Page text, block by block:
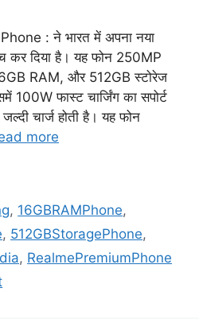
: ने भारत में अपना नया
कर दिया है। यह फोन 250MP
RAM, और 512GB स्टोरेज
फास्ट चार्जिंग का सपोर्ट
चार्ज होती है। यह फोन
more
, 16GBRAMPhone,
, 512GBStoragePhone,
, RealmePremiumPhone